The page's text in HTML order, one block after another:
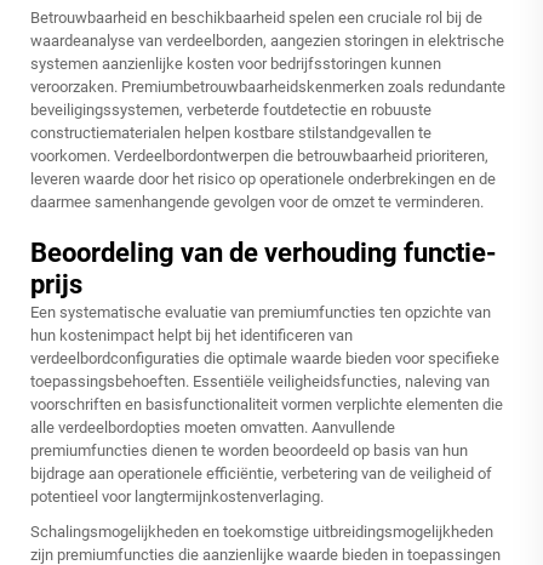
Betrouwbaarheid en beschikbaarheid spelen een cruciale rol bij de
waardeanalyse van verdeelborden, aangezien storingen in elektrische
systemen aanzienlijke kosten voor bedrijfsstoringen kunnen
veroorzaken. Premiumbetrouwbaarheidskenmerken zoals redundante
beveiligingssystemen, verbeterde foutdetectie en robuuste
constructiematerialen helpen kostbare stilstandgevallen te
voorkomen. Verdeelbordontwerpen die betrouwbaarheid prioriteren,
leveren waarde door het risico op operationele onderbrekingen en de
daarmee samenhangende gevolgen voor de omzet te verminderen.
Beoordeling van de verhouding functie-
prijs
Een systematische evaluatie van premiumfuncties ten opzichte van
hun kostenimpact helpt bij het identificeren van
verdeelbordconfiguraties die optimale waarde bieden voor specifieke
toepassingsbehoeften. Essentiële veiligheidsfuncties, naleving van
voorschriften en basisfunctionaliteit vormen verplichte elementen die
alle verdeelbordopties moeten omvatten. Aanvullende
premiumfuncties dienen te worden beoordeeld op basis van hun
bijdrage aan operationele efficiëntie, verbetering van de veiligheid of
potentieel voor langtermijnkostenverlaging.
Schalingsmogelijkheden en toekomstige uitbreidingsmogelijkheden
zijn premiumfuncties die aanzienlijke waarde bieden in toepassingen